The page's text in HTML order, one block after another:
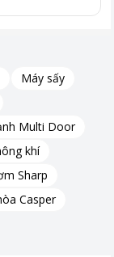
160W
ấn tượng lên tới
giấy vụn, vụn
Máy sấy
Multi Door
khí
Sharp
Casper